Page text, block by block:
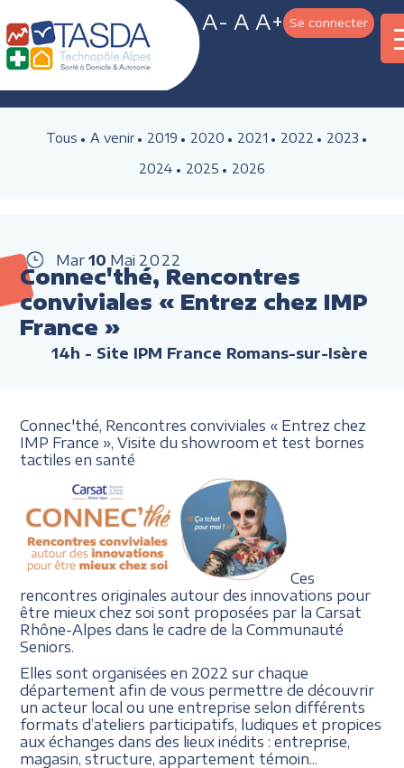
A- A A+ Se connecter
Tous A venir 2019 2020 2021 2022
2023
2024
2025 2026
Mar 10 Mai 2022
Connec'thé, Rencontres
conviviales « Entrez chez IMP
France »
14h - Site IPM France Romans-sur-Isère
Connec'thé, Rencontres conviviales « Entrez chez
IMP France »,Visite du showroom et test bornes
tactiles en santé
Ces
rencontres originales autour des innovations pour
être mieux chez soi sont proposées par la Carsat
Rhône-Alpes dans le cadre de la Communauté
Seniors.
Elles sont organisées en 2022 sur chaque
département afin de vous permettre de découvrir
un acteur local ou une entreprise selon différents
formats d’ateliers participatifs, ludiques et propices
aux échanges dans des lieux inédits : entreprise,
magasin, structure, appartement témoin...